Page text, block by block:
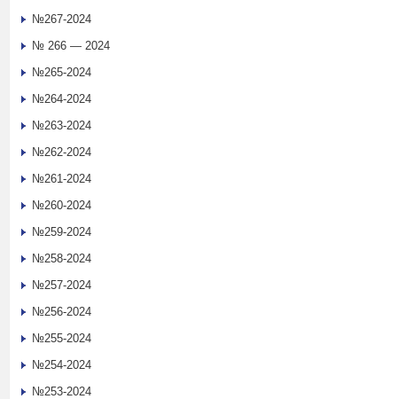
№267-2024
№ 266 — 2024
№265-2024
№264-2024
№263-2024
№262-2024
№261-2024
№260-2024
№259-2024
№258-2024
№257-2024
№256-2024
№255-2024
№254-2024
№253-2024